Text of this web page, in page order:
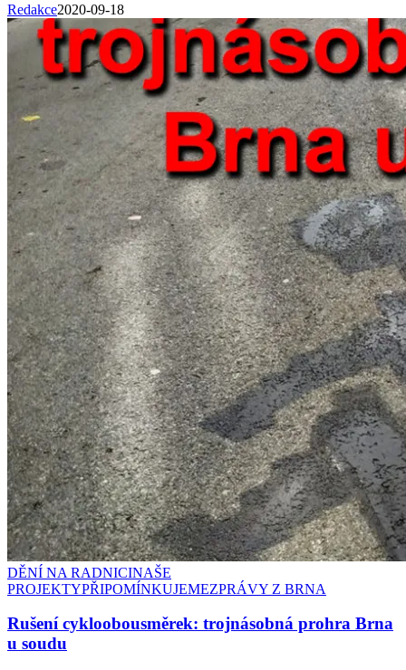
Redakce2020-09-18
DĚNÍ NA RADNICINAŠE
PROJEKTYPŘIPOMÍNKUJEMEZPRÁVY Z BRNA
Rušení cykloobousměrek: trojnásobná prohra Brna
u soudu